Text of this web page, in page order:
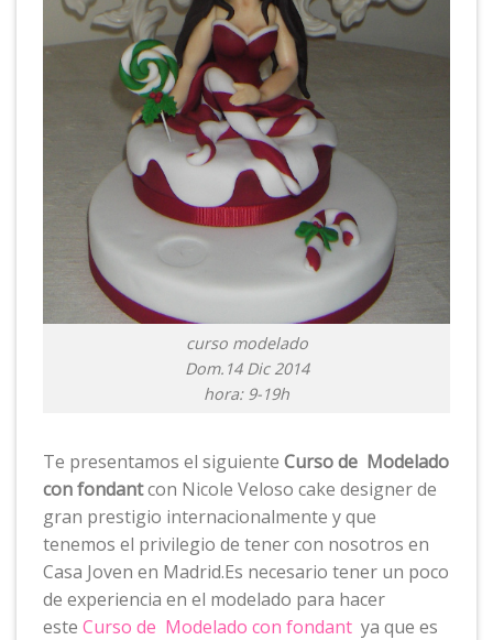
curso modelado
Dom.14 Dic 2014
hora: 9-19h
Te presentamos el siguiente Curso de Modelado
con fondantcon Nicole Veloso cake designer de
gran prestigio internacionalmente y que
tenemos el privilegio de tener con nosotros en
Casa Joven en Madrid.Es necesario tener un poco
de experiencia en el modelado para hacer
este Curso de Modelado con fondant ya que es